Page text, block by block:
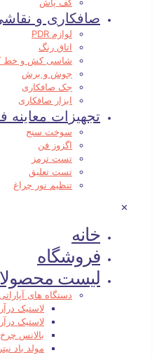
صافکاری و
لوازم PDR
اتاق رنگ
شاسی کش و
جوش و برش
جک صافکاری
ابزار صافکاری
تجهیزات معاینه
سوخت سنج
اگزوز فن
تست ترمز
تست تعلیق
تنظیم نور چراغ
✕
خانه
فروشگاه
لیست
دستگاه های آپاراتی
لاستیک
لاستیک
بالانس
مولد باد